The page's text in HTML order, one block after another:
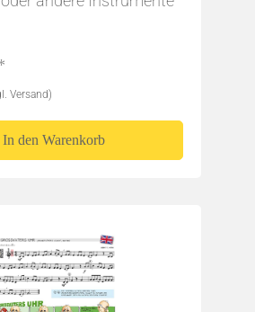
Versand)
In den Warenkorb